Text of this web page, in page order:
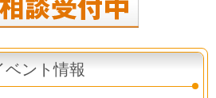
ベント情報